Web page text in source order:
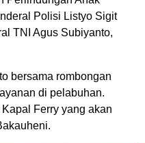
Polisi Listyo Sigit
TNI Agus Subiyanto,
bersama rombongan
di pelabuhan.
Ferry yang akan